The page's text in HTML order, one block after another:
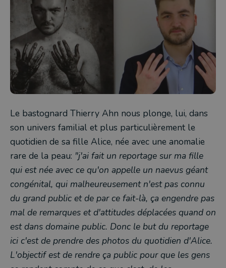
Le bastognard Thierry Ahn nous plonge, lui, dans
son univers familial et plus particulièrement le
quotidien de sa fille Alice, née avec une anomalie
rare de la peau: "j'ai fait un reportage sur ma fille
qui est née avec ce qu'on appelle un naevus géant
congénital, qui malheureusement n'est pas connu
du grand public et de par ce fait-là, ça engendre pas
mal de remarques et d'attitudes déplacées quand on
est dans domaine public. Donc le but du reportage
ici c'est de prendre des photos du quotidien d'Alice.
L'objectif est de rendre ça public pour que les gens